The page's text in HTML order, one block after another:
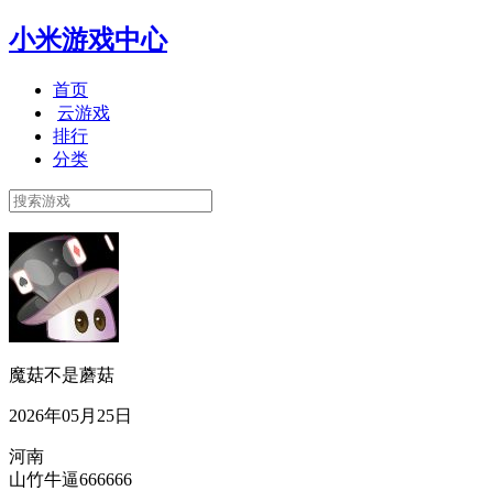
小米游戏中心
首页
云游戏
排行
分类
魔菇不是蘑菇
2026年05月25日
河南
山竹牛逼666666